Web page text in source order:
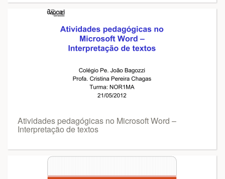
Atividades pedagógicas no Microsoft Word –
Interpretação de textos